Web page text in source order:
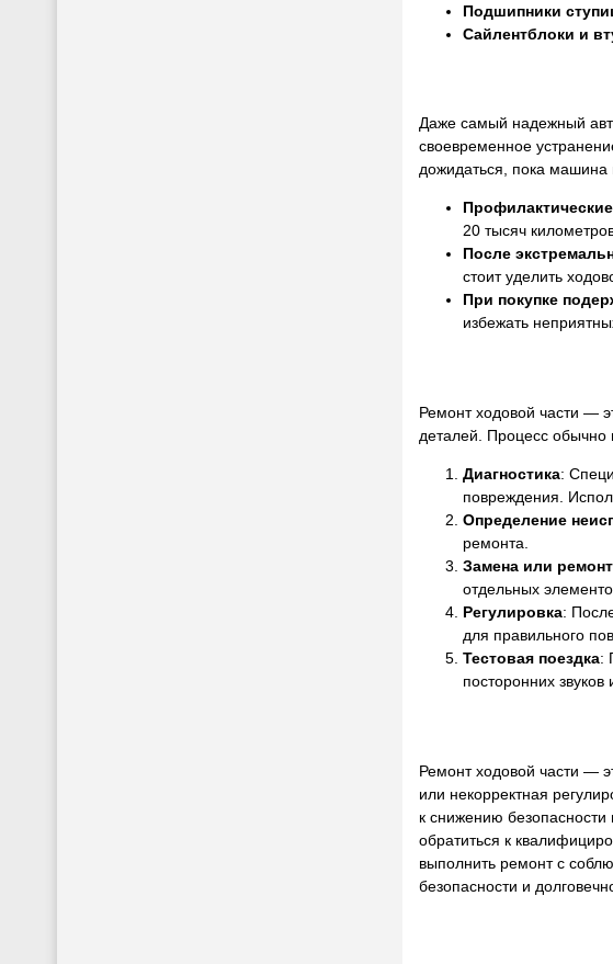
Подшипники
Сайлентблоки и
Даже самый надежный
своевременное
дожидаться, пока
20 тысяч
После
стоит уделить
При покупке
избежать
Ремонт ходовой части —
деталей. Процесс обычно
Диагностика:
повреждения.
Определение
ремонта.
Замена или ремонт
отдельных
Регулировка:
для правильного
Тестовая поездка:
посторонних звуков
Ремонт ходовой части —
или некорректная
к снижению безопасности
обратиться к
выполнить ремонт с
безопасности и